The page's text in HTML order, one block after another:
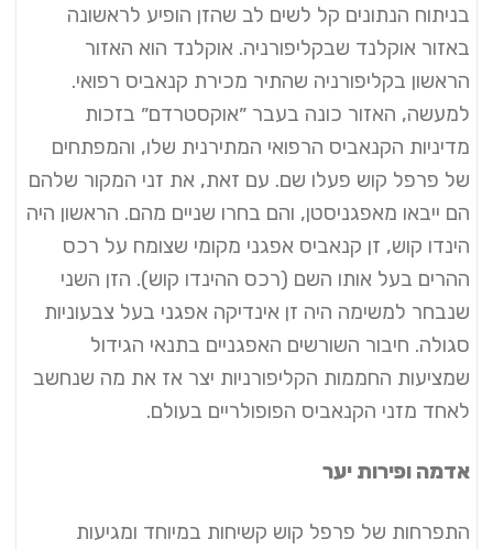
בניתוח הנתונים קל לשים לב שהזן הופיע לראשונה
באזור אוקלנד שבקליפורניה. אוקלנד הוא האזור
הראשון בקליפורניה שהתיר מכירת קנאביס רפואי.
למעשה, האזור כונה בעבר ״אוקסטרדם״ בזכות
מדיניות הקנאביס הרפואי המתירנית שלו, והמפתחים
של פרפל קוש פעלו שם. עם זאת, את זני המקור שלהם
הם ייבאו מאפגניסטן, והם בחרו שניים מהם. הראשון היה
הינדו קוש, זן קנאביס אפגני מקומי שצומח על רכס
ההרים בעל אותו השם (רכס ההינדו קוש). הזן השני
שנבחר למשימה היה זן אינדיקה אפגני בעל צבעוניות
סגולה. חיבור השורשים האפגניים בתנאי הגידול
שמציעות החממות הקליפורניות יצר אז את מה שנחשב
לאחד מזני הקנאביס הפופולריים בעולם.
אדמה ופירות יער
התפרחות של פרפל קוש קשיחות במיוחד ומגיעות